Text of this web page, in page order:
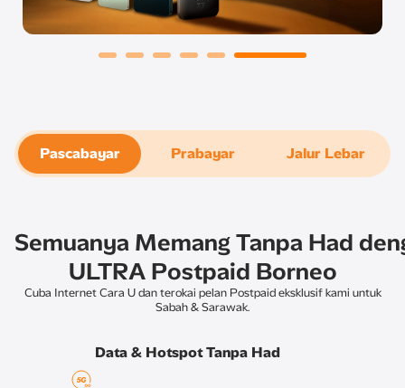
Pascabayar Prabayar Jalur Lebar
Semuanya Memang Tanpa Had
ULTRA Postpaid Borneo
Cuba Internet Cara U dan terokai pelan Postpaid eksklusif kami untuk
Sabah & Sarawak.
Data & Hotspot Tanpa Had